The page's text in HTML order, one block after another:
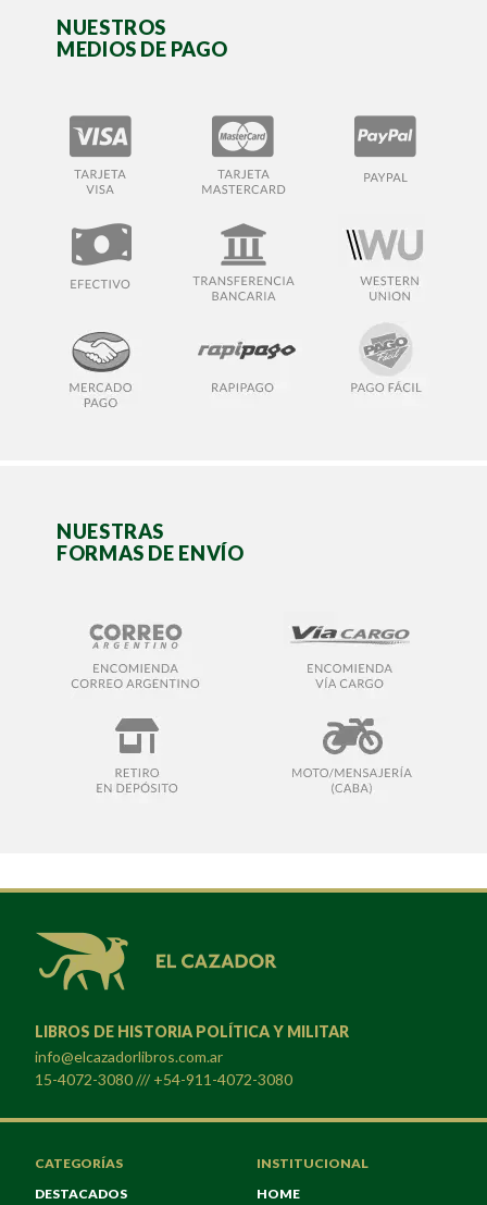
NUESTROS
MEDIOS DE PAGO
NUESTRAS
FORMAS DE ENVÍO
LIBROS DE HISTORIA POLÍTICA Y MILITAR
info@elcazadorlibros.com.ar
15-4072-3080 /// +54-911-4072-3080
CATEGORÍAS
DESTACADOS
INSTITUCIONAL
HOME